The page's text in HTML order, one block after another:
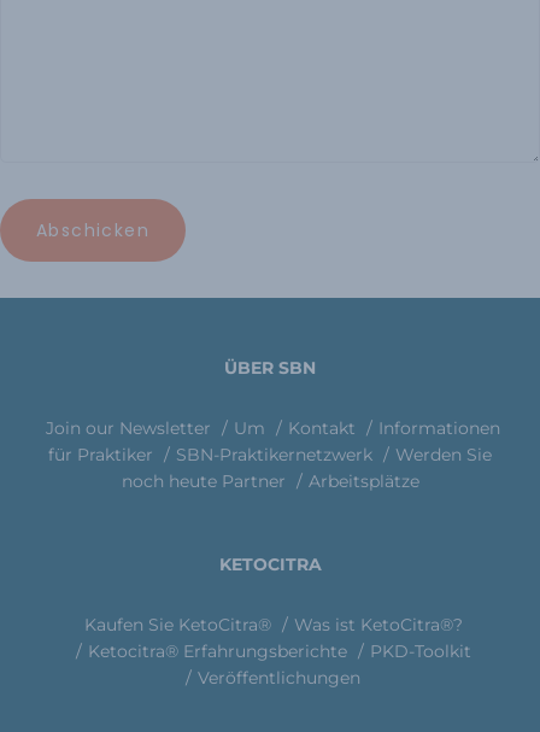
ÜBER SBN
Join our Newsletter Um Kontakt
Informationen
für Praktiker
SBN-Praktikernetzwerk
Werden Sie
noch heute Partner
Arbeitsplätze
KETOCITRA
Kaufen Sie KetoCitra®
Was ist KetoCitra®?
Ketocitra® Erfahrungsberichte
PKD-Toolkit
Veröffentlichungen